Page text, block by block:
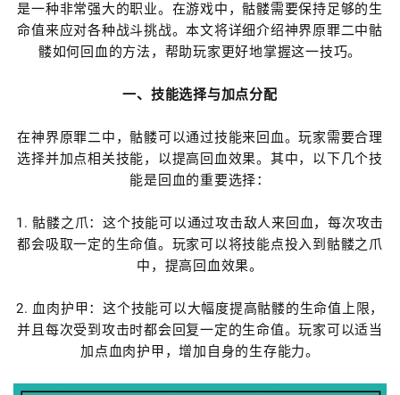
是一种非常强大的职业。在游戏中，骷髅需要保持足够的生
命值来应对各种战斗挑战。本文将详细介绍神界原罪二中骷
髅如何回血的方法，帮助玩家更好地掌握这一技巧。
一、技能选择与加点分配
在神界原罪二中，骷髅可以通过技能来回血。玩家需要合理
选择并加点相关技能，以提高回血效果。其中，以下几个技
能是回血的重要选择：
1. 骷髅之爪：这个技能可以通过攻击敌人来回血，每次攻击
都会吸取一定的生命值。玩家可以将技能点投入到骷髅之爪
中，提高回血效果。
2. 血肉护甲：这个技能可以大幅度提高骷髅的生命值上限，
并且每次受到攻击时都会回复一定的生命值。玩家可以适当
加点血肉护甲，增加自身的生存能力。